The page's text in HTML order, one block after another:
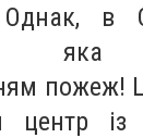
Однак,
яка
пожеж!
центр із